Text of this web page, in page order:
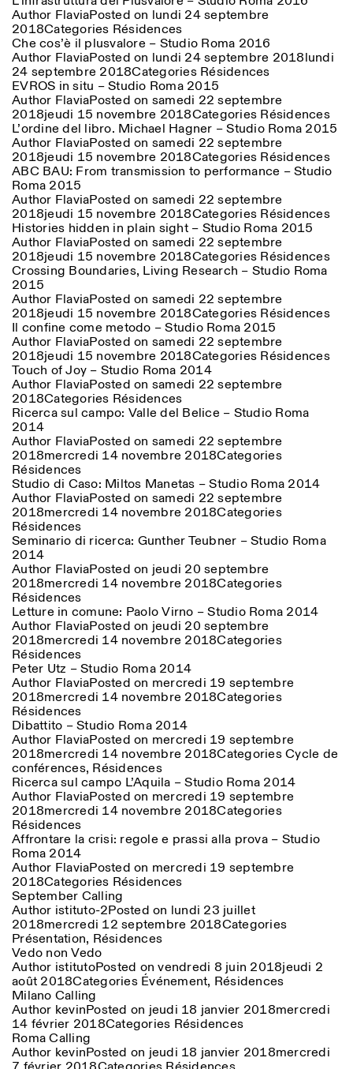
Author FlaviaPosted on lundi 24 septembre
2018Categories Résidences
Che cos’è il plusvalore – Studio Roma 2016
Author FlaviaPosted on lundi 24 septembre 2018lundi
24 septembre 2018Categories Résidences
EVROS in situ – Studio Roma 2015
Author FlaviaPosted on samedi 22 septembre
2018jeudi 15 novembre 2018Categories Résidences
L’ordine del libro. Michael Hagner – Studio Roma 2015
Author FlaviaPosted on samedi 22 septembre
2018jeudi 15 novembre 2018Categories Résidences
ABC BAU: From transmission to performance – Studio
Roma 2015
Author FlaviaPosted on samedi 22 septembre
2018jeudi 15 novembre 2018Categories Résidences
Histories hidden in plain sight – Studio Roma 2015
Author FlaviaPosted on samedi 22 septembre
2018jeudi 15 novembre 2018Categories Résidences
Crossing Boundaries, Living Research – Studio Roma
2015
Author FlaviaPosted on samedi 22 septembre
2018jeudi 15 novembre 2018Categories Résidences
Il confine come metodo – Studio Roma 2015
Author FlaviaPosted on samedi 22 septembre
2018jeudi 15 novembre 2018Categories Résidences
Touch of Joy – Studio Roma 2014
Author FlaviaPosted on samedi 22 septembre
2018Categories Résidences
Ricerca sul campo: Valle del Belice – Studio Roma
2014
Author FlaviaPosted on samedi 22 septembre
2018mercredi 14 novembre 2018Categories
Résidences
Studio di Caso: Miltos Manetas – Studio Roma 2014
Author FlaviaPosted on samedi 22 septembre
2018mercredi 14 novembre 2018Categories
Résidences
Seminario di ricerca: Gunther Teubner – Studio Roma
2014
Author FlaviaPosted on jeudi 20 septembre
2018mercredi 14 novembre 2018Categories
Résidences
Letture in comune: Paolo Virno – Studio Roma 2014
Author FlaviaPosted on jeudi 20 septembre
2018mercredi 14 novembre 2018Categories
Résidences
Peter Utz – Studio Roma 2014
Author FlaviaPosted on mercredi 19 septembre
2018mercredi 14 novembre 2018Categories
Résidences
Dibattito – Studio Roma 2014
Author FlaviaPosted on mercredi 19 septembre
2018mercredi 14 novembre 2018CategoriesCycle de
conférences, Résidences
Ricerca sul campo L’Aquila – Studio Roma 2014
Author FlaviaPosted on mercredi 19 septembre
2018mercredi 14 novembre 2018Categories
Résidences
Affrontare la crisi: regole e prassi alla prova – Studio
Roma 2014
Author FlaviaPosted on mercredi 19 septembre
2018Categories Résidences
September Calling
Author istituto-2Posted on lundi 23 juillet
2018mercredi 12 septembre 2018Categories
Présentation, Résidences
Vedo non Vedo
Author istitutoPosted onvendredi 8 juin 2018jeudi 2
août 2018Categories Événement, Résidences
Milano Calling
Author kevinPosted on jeudi 18 janvier 2018mercredi
14 février 2018Categories Résidences
Roma Calling
Author kevinPosted on jeudi 18 janvier 2018mercredi
Photo series documenting Swiss innovation in
architecture, engineering, and materials for sustainable
environments. Fabrication and Construction of Tor
Alva, 3D-Concrete extrusion, ETHZ RFL. © Girts